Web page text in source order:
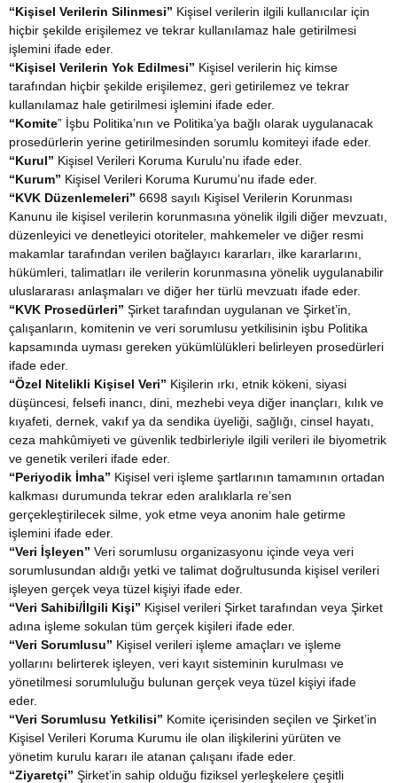
“Kişisel Verilerin Silinmesi” Kişisel verilerin ilgili kullanıcılar için
hiçbir şekilde erişilemez ve tekrar kullanılamaz hale getirilmesi
işlemini ifade eder.
“Kişisel Verilerin Yok Edilmesi” Kişisel verilerin hiç kimse
tarafından hiçbir şekilde erişilemez, geri getirilemez ve tekrar
kullanılamaz hale getirilmesi işlemini ifade eder.
“Komite” İşbu Politika’nın ve Politika’ya bağlı olarak uygulanacak
prosedürlerin yerine getirilmesinden sorumlu komiteyi ifade eder.
“Kurul” Kişisel Verileri Koruma Kurulu’nu ifade eder.
“Kurum” Kişisel Verileri Koruma Kurumu’nu ifade eder.
“KVK Düzenlemeleri” 6698 sayılı Kişisel Verilerin Korunması
Kanunu ile kişisel verilerin korunmasına yönelik ilgili diğer mevzuatı,
düzenleyici ve denetleyici otoriteler, mahkemeler ve diğer resmi
makamlar tarafından verilen bağlayıcı kararları, ilke kararlarını,
hükümleri, talimatları ile verilerin korunmasına yönelik uygulanabilir
uluslararası anlaşmaları ve diğer her türlü mevzuatı ifade eder.
“KVK Prosedürleri” Şirket tarafından uygulanan ve Şirket’in,
çalışanların, komitenin ve veri sorumlusu yetkilisinin işbu Politika
kapsamında uyması gereken yükümlülükleri belirleyen prosedürleri
ifade eder.
“Özel Nitelikli Kişisel Veri” Kişilerin ırkı, etnik kökeni, siyasi
düşüncesi, felsefi inancı, dini, mezhebi veya diğer inançları, kılık ve
kıyafeti, dernek, vakıf ya da sendika üyeliği, sağlığı, cinsel hayatı,
ceza mahkûmiyeti ve güvenlik tedbirleriyle ilgili verileri ile biyometrik
ve genetik verileri ifade eder.
“Periyodik İmha” Kişisel veri işleme şartlarının tamamının ortadan
kalkması durumunda tekrar eden aralıklarla re’sen
gerçekleştirilecek silme, yok etme veya anonim hale getirme
işlemini ifade eder.
“Veri İşleyen” Veri sorumlusu organizasyonu içinde veya veri
sorumlusundan aldığı yetki ve talimat doğrultusunda kişisel verileri
işleyen gerçek veya tüzel kişiyi ifade eder.
“Veri Sahibi/İlgili Kişi” Kişisel verileri Şirket tarafından veya Şirket
adına işleme sokulan tüm gerçek kişileri ifade eder.
“Veri Sorumlusu” Kişisel verileri işleme amaçları ve işleme
yollarını belirterek işleyen, veri kayıt sisteminin kurulması ve
yönetilmesi sorumluluğu bulunan gerçek veya tüzel kişiyi ifade
eder.
“Veri Sorumlusu Yetkilisi” Komite içerisinden seçilen ve Şirket’in
Kişisel Verileri Koruma Kurumu ile olan ilişkilerini yürüten ve
yönetim kurulu kararı ile atanan çalışanı ifade eder.
“Ziyaretçi” Şirket’in sahip olduğu fiziksel yerleşkelere çeşitli